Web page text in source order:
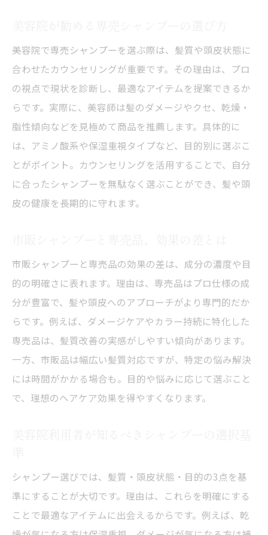
力
美容院愛用の専売シャンプーで感じる効果
専売シャンプーのメリットと美容院での評
価
髪や頭皮に優しい専売シャンプーの利点
アミノ酸系シャンプーが注目される理由
美容院でも話題のアミノ酸シャンプーの特
説
美容院が推すアミノ酸シャンプーの人気理
由
髪と頭皮に優しいアミノ酸系の実力とは
市販シャンプーと比較するアミノ酸系の利
点
美容院発アミノ酸系シャンプーの選び方
市販シャンプーと美容院専売品の成分比較
美容院が注目するシャンプー成分の選び方
成分から見る市販シャンプーの特徴と注意
点
美容院で専売シャンプーを選ぶ際は、髪質や頭皮状態に
合わせたカウンセリングが重要です。その理由は、プロ
の視点で現状を診断し、最適なアイテムを提案できるか
らです。実際に、美容師は髪のダメージやクセ、乾燥・
脂性傾向などを見極めて商品を推薦します。具体的に
は、アミノ酸系や保湿重視タイプなど、目的別に選ぶこ
とがポイント。カウンセリングを活用することで、自分
に合ったシャンプーを無駄なく選ぶことができ、髪や頭
皮の健康を長期的に守れます。
市販シャンプーと専売品の効果の差は、成分の濃度や目
的の明確さに表れます。理由は、専売品はプロ仕様の成
分が豊富で、髪や頭皮へのアプローチがより専門的だか
らです。例えば、ダメージケアやカラー持続に特化した
専売品は、髪質改善の実感がしやすい傾向があります。
一方、市販品は幅広い髪質対応ですが、特定の悩み解決
には時間がかかる場合も。目的や悩みに応じて選ぶこと
で、理想のヘアケア効果を得やすくなります。
シャンプー選びでは、髪質・頭皮状態・目的の3点を基
準にすることが大切です。理由は、これらを明確にする
ことで最適なアイテムに出会えるからです。例えば、乾